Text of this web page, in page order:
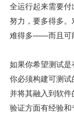
全运行起来需要
努力，要多得多
难得多——而且可
如果你希望测试
你必须构建可测试
并将其融入到软
验证方面有经验